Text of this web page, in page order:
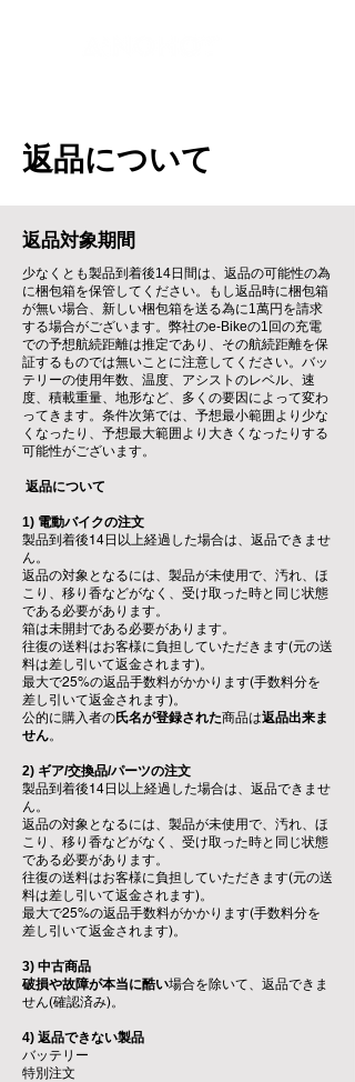
返品について
返品対象期間
少なくとも製品到着後14日間は、返品の可能性の為
に梱包箱を保管してください。もし返品時に梱包箱
が無い場合、新しい梱包箱を送る為に1萬円を請求
する場合がございます。弊社のe-Bikeの1回の充電
での予想航続距離は推定であり、その航続距離を保
証するものでは無いことに注意してください。バッ
テリーの使用年数、温度、アシストのレベル、速
度、積載重量、地形など、多くの要因によって変わ
ってきます。条件次第では、予想最小範囲より少な
くなったり、予想最大範囲より大きくなったりする
可能性がございます。
返品について
1) 電動バイクの注文
製品到着後14日以上経過した場合は、返品できませ
ん。
返品の対象となるには、製品が未使用で、汚れ、ほ
こり、移り香などがなく、受け取った時と同じ状態
である必要があります。
箱は未開封である必要があります。
往復の送料はお客様に負担していただきます(元の送
料は差し引いて返金されます)。
最大で25%の返品手数料がかかります(手数料分を
差し引いて返金されます)。
公的に購入者の氏名が登録された商品は返品出来ま
せん。
2) ギア/交換品/パーツの注文
製品到着後14日以上経過した場合は、返品できませ
ん。
返品の対象となるには、製品が未使用で、汚れ、ほ
こり、移り香などがなく、受け取った時と同じ状態
である必要があります。
往復の送料はお客様に負担していただきます(元の送
料は差し引いて返金されます)。
最大で25%の返品手数料がかかります(手数料分を
差し引いて返金されます)。
3) 中古商品
破損や故障が本当に酷い場合を除いて、返品できま
せん(確認済み)。
4) 返品できない製品
バッテリー
特別注文